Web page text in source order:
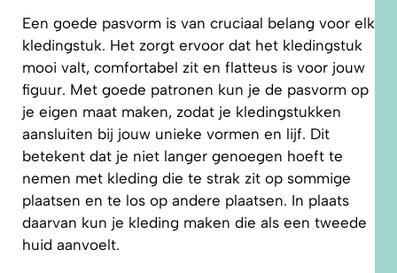
Een goede pasvorm is van cruciaal belang voor elk
kledingstuk. Het zorgt ervoor dat het kledingstuk
mooi valt, comfortabel zit en flatteus is voor jouw
figuur. Met goede patronen kun je de pasvorm op
je eigen maat maken, zodat je kledingstukken
aansluiten bij jouw unieke vormen en lijf. Dit
betekent dat je niet langer genoegen hoeft te
nemen met kleding die te strak zit op sommige
plaatsen en te los op andere plaatsen. In plaats
daarvan kun je kleding maken die als een tweede
huid aanvoelt.